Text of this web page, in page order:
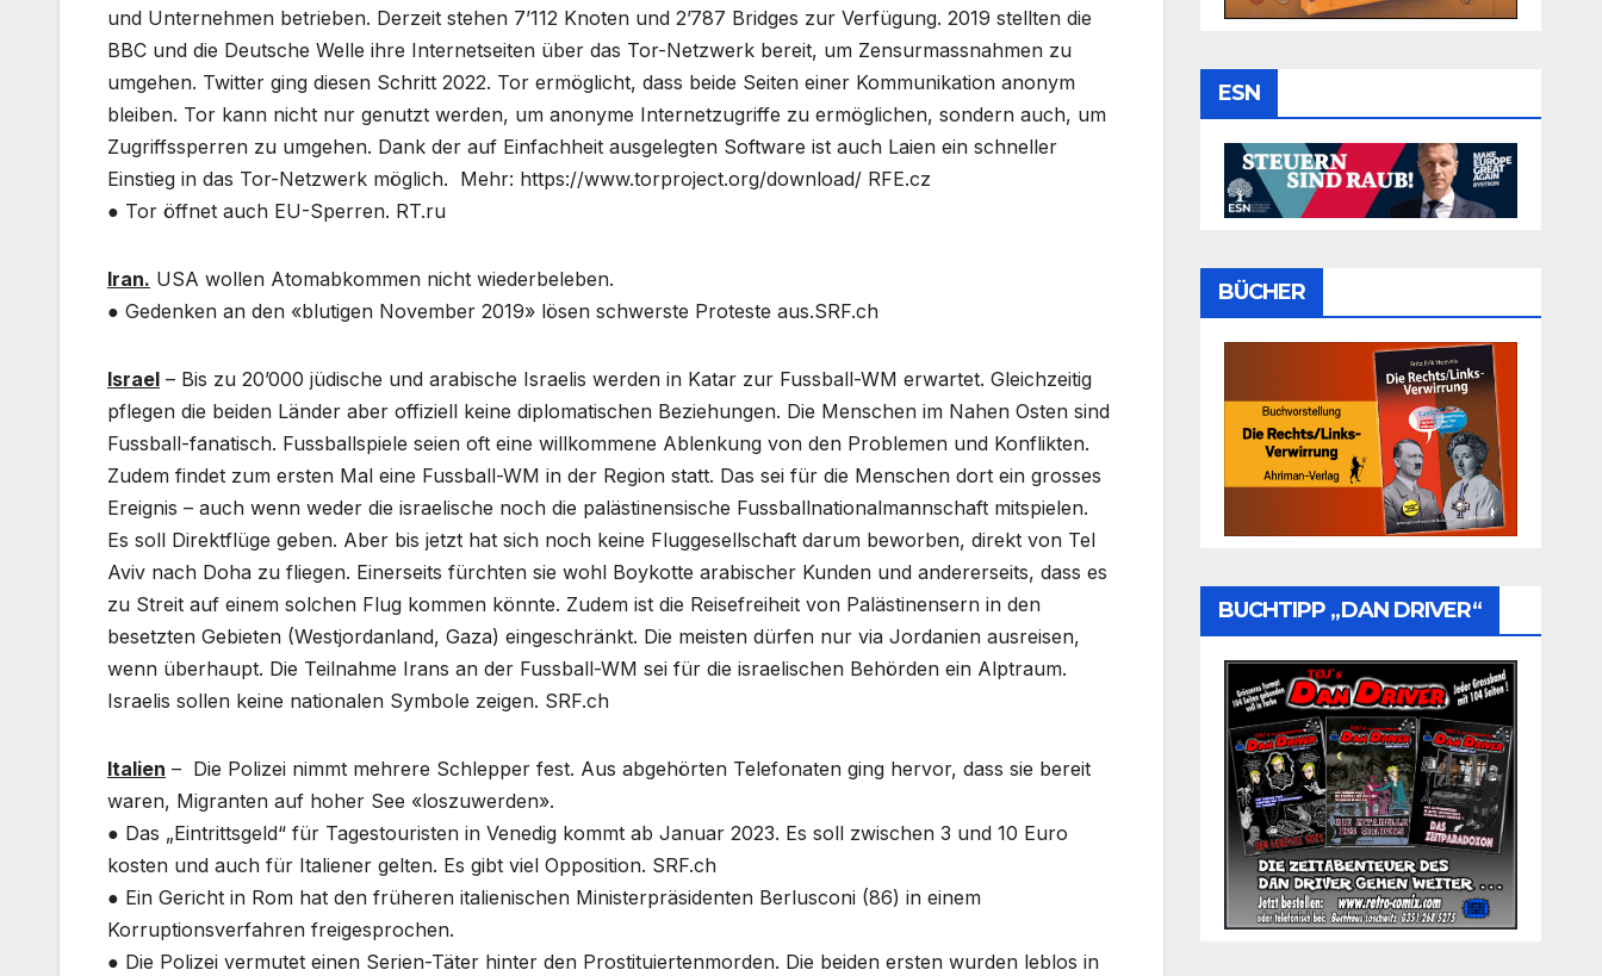
und Unternehmen betrieben. Derzeit stehen 7’112 Knoten und 2’787 Bridges zur Verfügung. 2019 stellten die
BBC und die Deutsche Welle ihre Internetseiten über das Tor-Netzwerk bereit, um Zensurmassnahmen zu
umgehen. Twitter ging diesen Schritt 2022. Tor ermöglicht, dass beide Seiten einer Kommunikation anonym
bleiben. Tor kann nicht nur genutzt werden, um anonyme Internetzugriffe zu ermöglichen, sondern auch, um
Zugriffssperren zu umgehen. Dank der auf Einfachheit ausgelegten Software ist auch Laien ein schneller
Einstieg in das Tor-Netzwerk möglich. Mehr: https://www.torproject.org/download/ RFE.cz
● Tor öffnet auch EU-Sperren. RT.ru
Iran. USA wollen Atomabkommen nicht wiederbeleben.
● Gedenken an den «blutigen November 2019» lösen schwerste Proteste aus.SRF.ch
Israel – Bis zu 20’000 jüdische und arabische Israelis werden in Katar zur Fussball-WM erwartet. Gleichzeitig
pflegen die beiden Länder aber offiziell keine diplomatischen Beziehungen. Die Menschen im Nahen Osten sind
Fussball-fanatisch. Fussballspiele seien oft eine willkommene Ablenkung von den Problemen und Konflikten.
Zudem findet zum ersten Mal eine Fussball-WM in der Region statt. Das sei für die Menschen dort ein grosses
Ereignis – auch wenn weder die israelische noch die palästinensische Fussballnationalmannschaft mitspielen.
Es soll Direktflüge geben. Aber bis jetzt hat sich noch keine Fluggesellschaft darum beworben, direkt von Tel
Aviv nach Doha zu fliegen. Einerseits fürchten sie wohl Boykotte arabischer Kunden und andererseits, dass es
zu Streit auf einem solchen Flug kommen könnte. Zudem ist die Reisefreiheit von Palästinensern in den
besetzten Gebieten (Westjordanland, Gaza) eingeschränkt. Die meisten dürfen nur via Jordanien ausreisen,
wenn überhaupt. Die Teilnahme Irans an der Fussball-WM sei für die israelischen Behörden ein Alptraum.
Israelis sollen keine nationalen Symbole zeigen. SRF.ch
Italien – Die Polizei nimmt mehrere Schlepper fest. Aus abgehörten Telefonaten ging hervor, dass sie bereit
waren, Migranten auf hoher See «loszuwerden».
● Das „Eintrittsgeld“ für Tagestouristen in Venedig kommt ab Januar 2023. Es soll zwischen 3 und 10 Euro
kosten und auch für Italiener gelten. Es gibt viel Opposition. SRF.ch
● Ein Gericht in Rom hat den früheren italienischen Ministerpräsidenten Berlusconi (86) in einem
Korruptionsverfahren freigesprochen.
● Die Polizei vermutet einen Serien-Täter hinter den Prostituiertenmorden. Die beiden ersten wurden leblos in
ESN
BÜCHER
BUCHTIPP „DAN DRIVER“